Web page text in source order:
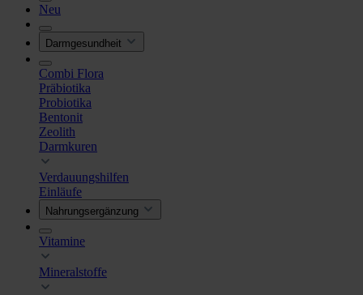
Neu
Darmgesundheit
Combi Flora
Präbiotika
Probiotika
Bentonit
Zeolith
Darmkuren
Verdauungshilfen
Einläufe
Nahrungsergänzung
Vitamine
Mineralstoffe